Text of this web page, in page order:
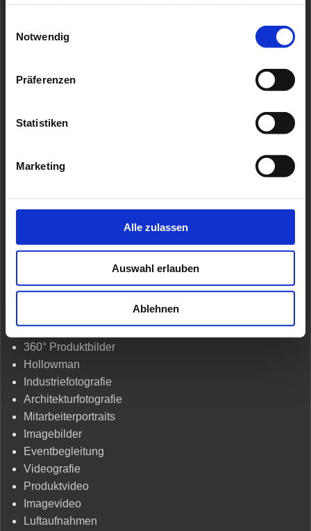
Notwendig
Präferenzen
Statistiken
Marketing
Alle zulassen
Auswahl erlauben
Ablehnen
58093 Hagen
Telefon: 02334/5028499
Datenschutz
AGB
Produktfotografie
360° Produktbilder
Hollowman
Industriefotografie
Architekturfotografie
Mitarbeiterportraits
Imagebilder
Eventbegleitung
Videografie
Produktvideo
Imagevideo
Luftaufnahmen